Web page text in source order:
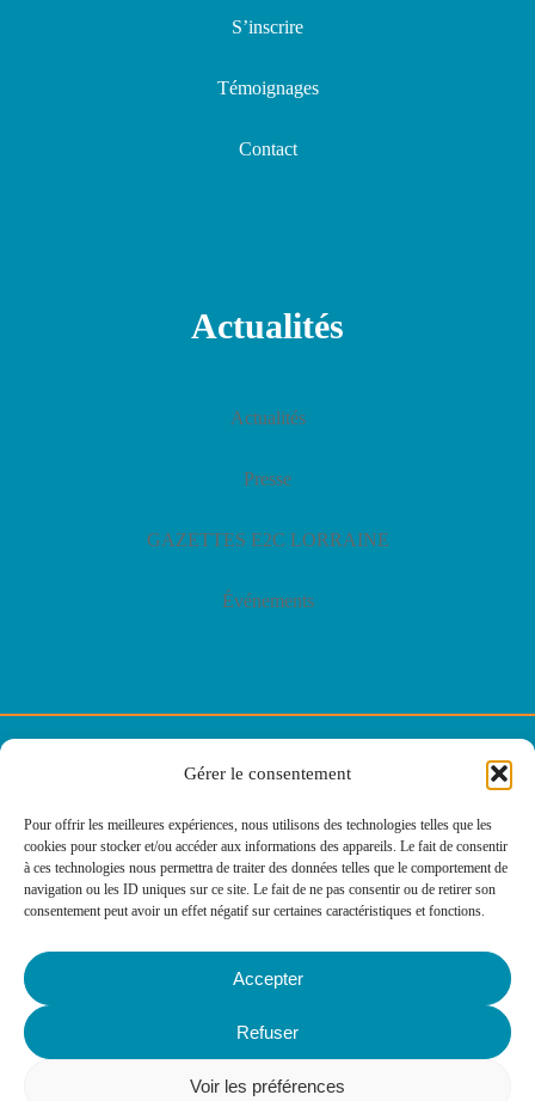
Gérer le consentement
Pour offrir les meilleures expériences, nous utilisons des technologies telles que les
cookies pour stocker et/ou accéder aux informations des appareils. Le fait de consentir
à ces technologies nous permettra de traiter des données telles que le comportement de
navigation ou les ID uniques sur ce site. Le fait de ne pas consentir ou de retirer son
consentement peut avoir un effet négatif sur certaines caractéristiques et fonctions.
Accepter
Refuser
Voir les préférences
S’inscrire
Témoignages
Contact
Actualités
Actualités
Presse
GAZETTES E2C LORRAINE
Événements
© E2C Lorraine
Politique des cookies
Mentions légales
: IMPAAKT